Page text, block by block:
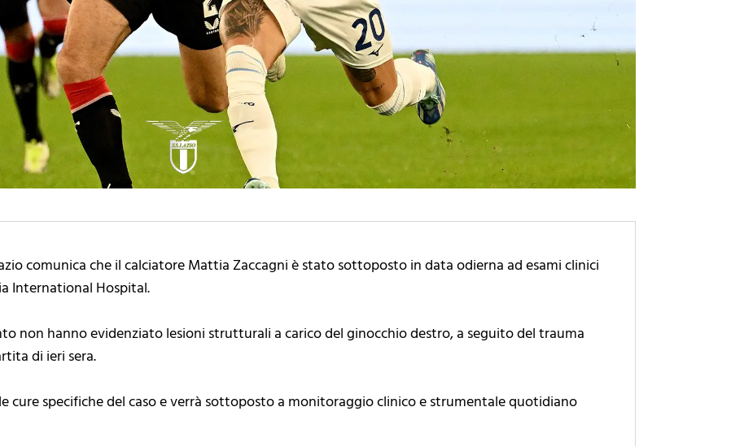
comunica che il calciatore Mattia Zaccagni è stato sottoposto in data odierna ad esami clinici
International Hospital.
non hanno evidenziato lesioni strutturali a carico del ginocchio destro, a seguito del trauma
di ieri sera.
cure specifiche del caso e verrà sottoposto a monitoraggio clinico e strumentale quotidiano